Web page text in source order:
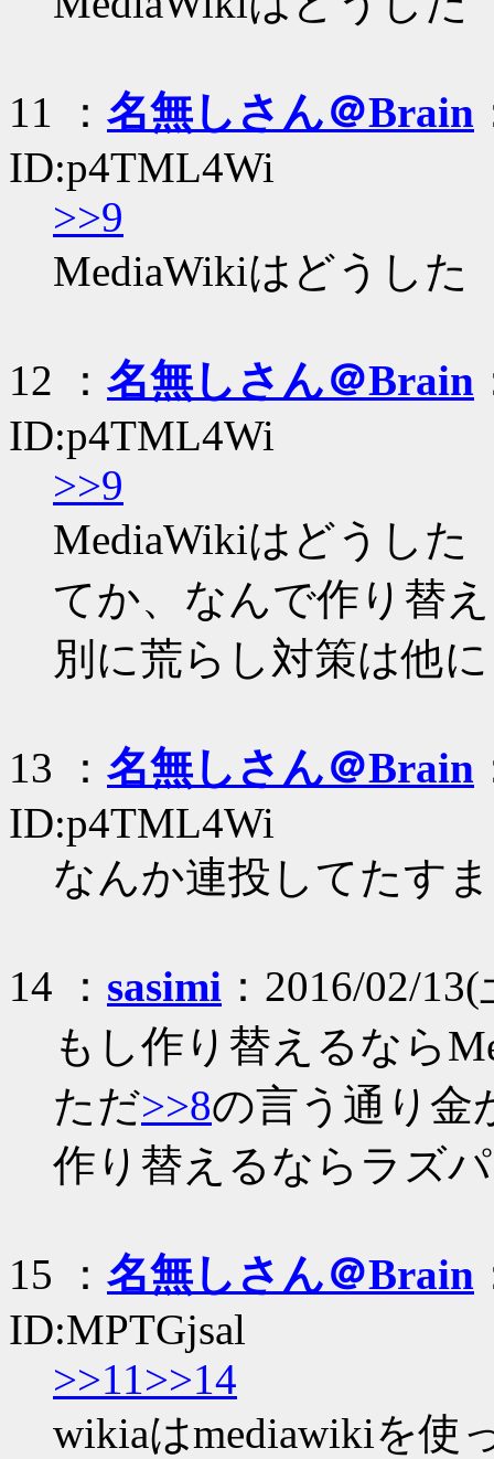
11 ： 名無しさん＠Brain
ID:p4TML4Wi
>>9
MediaWikiはどうした
12 ： 名無しさん＠Brain
ID:p4TML4Wi
>>9
MediaWikiはどうした
てか、なんで作り替
別に荒らし対策は他
13 ： 名無しさん＠Brain
ID:p4TML4Wi
なんか連投してたす
14 ： sasimi ：2016/02/
もし作り替えるなら
ただ>>8の言う通り金
作り替えるならラズ
15 ： 名無しさん＠Brain
ID:MPTGjsal
>>11>>14
wikiaはmediawikiを使